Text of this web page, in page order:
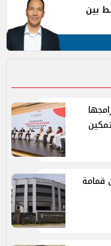
بين
العشوائية و120 طن قمامة